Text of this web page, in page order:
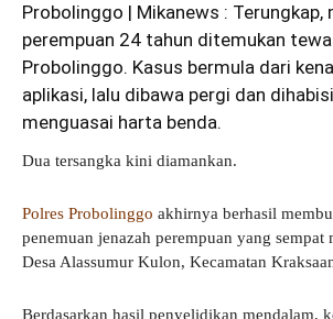
Probolinggo | Mikanews : Terungkap,
perempuan 24 tahun ditemukan
Probolinggo. Kasus bermula dari
aplikasi, lalu dibawa pergi dan
menguasai harta benda.
Dua tersangka kini diamankan.
Polres Probolinggo akhirnya berhasil
penemuan jenazah perempuan yang
Desa Alassumur Kulon, Kecamatan
Berdasarkan hasil penyelidikan mendalam,